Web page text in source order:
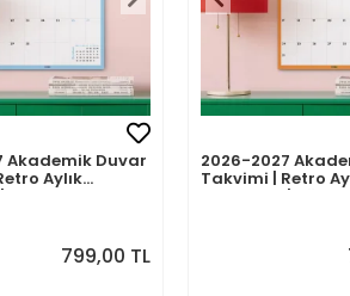
Akademik Duvar
Aylık
Eylül 2026 -
799,00 TL
2026-2027
Takvimi | Retro
Planlayıcı |